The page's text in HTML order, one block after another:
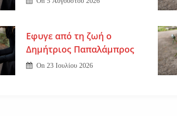
Εφυγε από τη ζωή ο
Δημήτριος Παπαλάμπρος
On23 Ιουλίου 2026